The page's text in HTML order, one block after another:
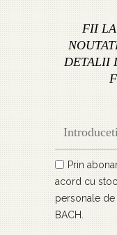
FII LA
DETALII
Prin
acord cu
personale de
BACH.